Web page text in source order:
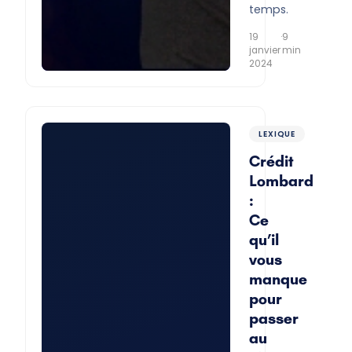
temps.
19
janvier
2024
·9
min
LEXIQUE
Crédit
Lombard
:
Ce
qu’il
vous
manque
pour
passer
au